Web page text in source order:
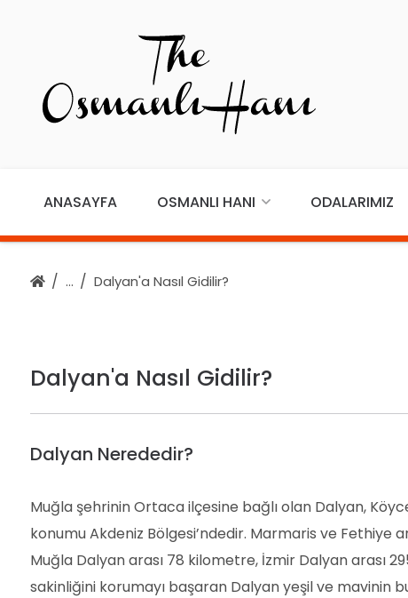
ANASAYFA OSMANLI HANI ODALARIMIZ
Dalyan'a Nasıl Gidilir?
Dalyan'a Nasıl Gidilir?
Dalyan Nerededir?
Muğla şehrinin Ortaca ilçesine bağlı olan Dalyan,
konumu Akdeniz Bölgesi’ndedir. Marmaris ve Fethiye
Muğla Dalyan arası 78 kilometre, İzmir Dalyan arası
sakinliğini korumayı başaran Dalyan yeşil ve mavinin